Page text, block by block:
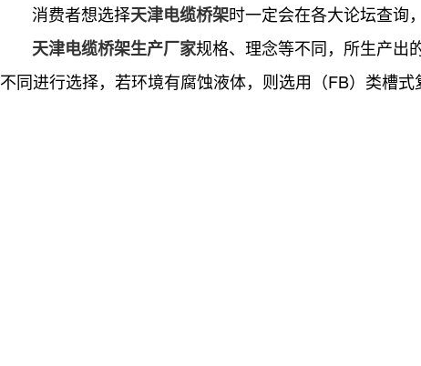
消费者想选择天津电缆桥架时一定会在各大论坛查询
天津电缆桥架生产厂家规格、理念等不同，所生产出
不同进行选择，若环境有腐蚀液体，则选用（FB）类槽